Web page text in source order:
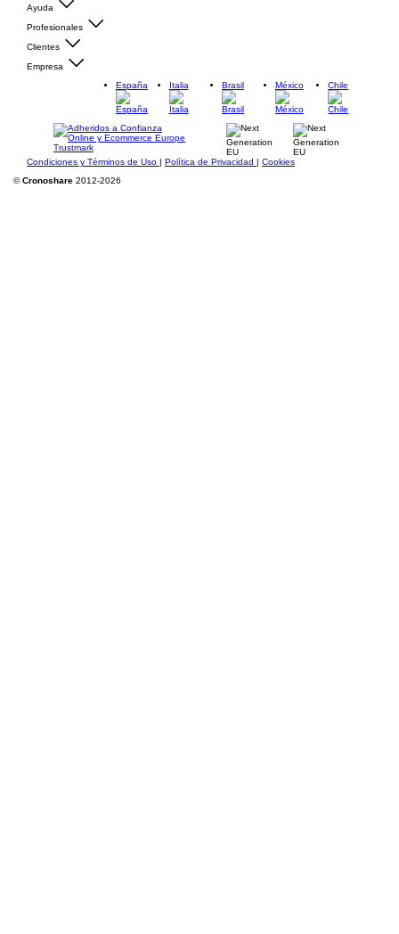
Ayuda
Profesionales
Clientes
Empresa
España
Italia Brasil México Chile
Condiciones y Términos de Uso | Política de Privacidad | Cookies
©Cronoshare 2012-2026